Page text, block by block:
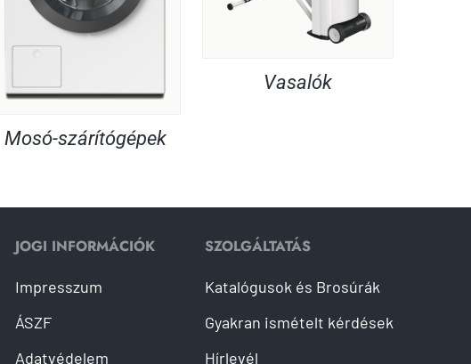
Mosó-szárítógépek
Vasalók
JOGI INFORMÁCIÓK
Impresszum
ÁSZF
Adatvédelem
SZOLGÁLTATÁS
Katalógusok és Brosúrák
Gyakran ismételt kérdések
Hírlevél